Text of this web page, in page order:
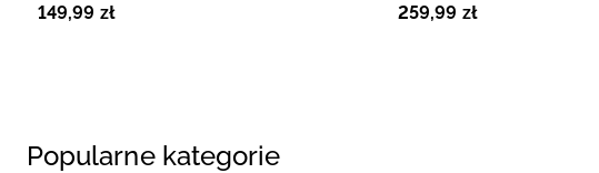
149,99 zł
259,99 zł
Popularne kategorie